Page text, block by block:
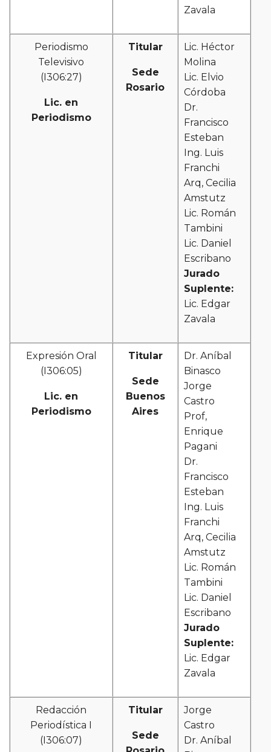
Zavala
Periodismo
Televisivo
(I306:27)
Lic. en
Periodismo
Titular
Sede
Rosario
Lic. Héctor
Molina
Lic. Elvio
Córdoba
Dr.
Francisco
Esteban
Ing. Luis
Franchi
Arq, Cecilia
Amstutz
Lic. Román
Tambini
Lic. Daniel
Escribano
Jurado
Suplente:
Lic. Edgar
Zavala
Expresión Oral
(I306:05)
Lic. en
Periodismo
Titular
Sede
Buenos
Aires
Dr. Aníbal
Binasco
Jorge
Castro
Prof,
Enrique
Pagani
Dr.
Francisco
Esteban
Ing. Luis
Franchi
Arq, Cecilia
Amstutz
Lic. Román
Tambini
Lic. Daniel
Escribano
Jurado
Suplente:
Lic. Edgar
Zavala
Redacción
Periodística I
(I306:07)
Titular
Sede
Jorge
Castro
Dr. Aníbal